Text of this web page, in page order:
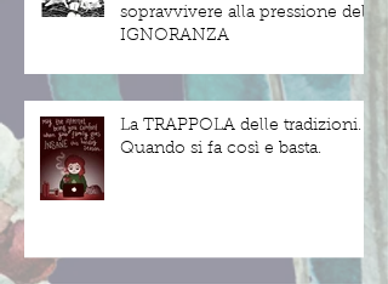
sopravvivere alla pressione dell'
IGNORANZA
La TRAPPOLA delle tradizioni.
Quando si fa così e basta.